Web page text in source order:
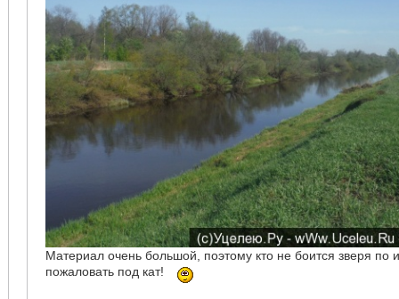
Материал очень большой, поэтому кто не боится зверя по
пожаловать под кат!